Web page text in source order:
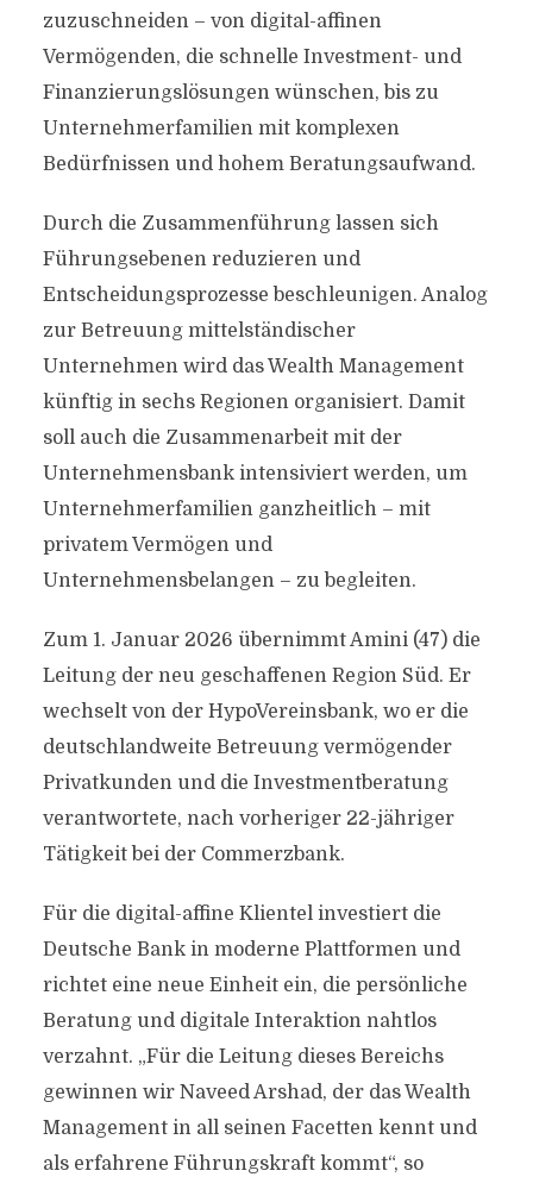
zuzuschneiden – von digital-affinen
Vermögenden, die schnelle Investment- und
Finanzierungslösungen wünschen, bis zu
Unternehmerfamilien mit komplexen
Bedürfnissen und hohem Beratungsaufwand.
Durch die Zusammenführung lassen sich
Führungsebenen reduzieren und
Entscheidungsprozesse beschleunigen. Analog
zur Betreuung mittelständischer
Unternehmen wird das Wealth Management
künftig in sechs Regionen organisiert. Damit
soll auch die Zusammenarbeit mit der
Unternehmensbank intensiviert werden, um
Unternehmerfamilien ganzheitlich – mit
privatem Vermögen und
Unternehmensbelangen – zu begleiten.
Zum 1. Januar 2026 übernimmt Amini (47) die
Leitung der neu geschaffenen Region Süd. Er
wechselt von der HypoVereinsbank, wo er die
deutschlandweite Betreuung vermögender
Privatkunden und die Investmentberatung
verantwortete, nach vorheriger 22-jähriger
Tätigkeit bei der Commerzbank.
Für die digital-affine Klientel investiert die
Deutsche Bank in moderne Plattformen und
richtet eine neue Einheit ein, die persönliche
Beratung und digitale Interaktion nahtlos
verzahnt. „Für die Leitung dieses Bereichs
gewinnen wir Naveed Arshad, der das Wealth
Management in all seinen Facetten kennt und
als erfahrene Führungskraft kommt“, so